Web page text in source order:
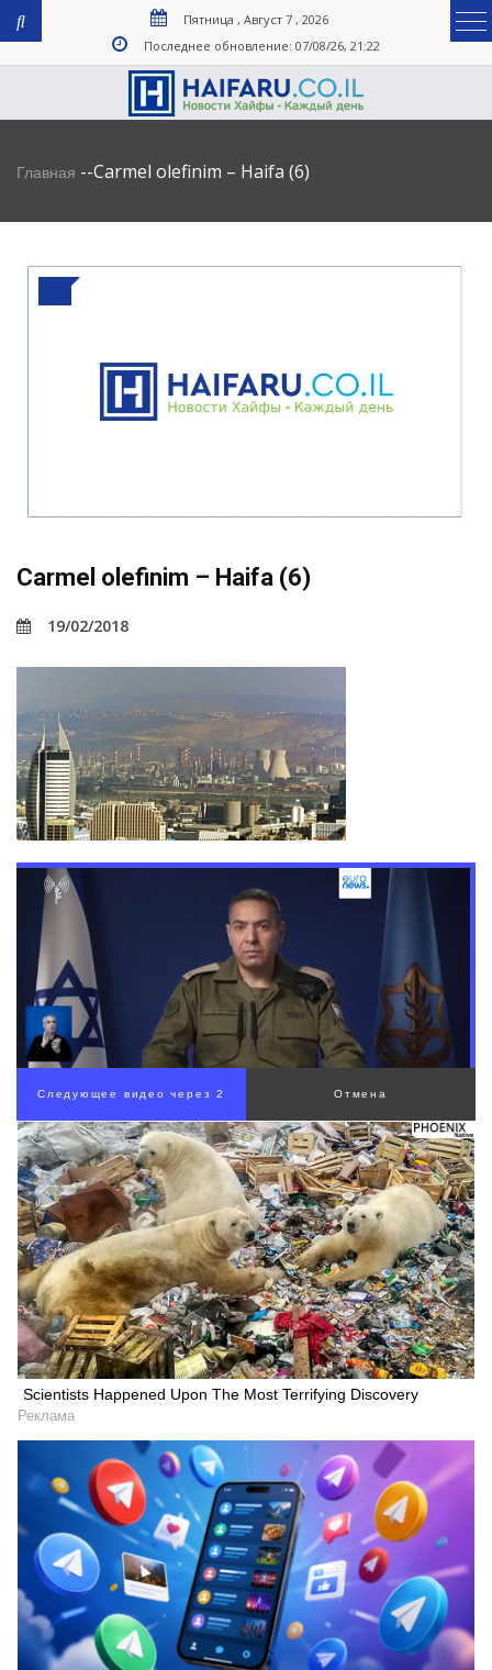
Пятница , Август 7 , 2026
Последнее обновление: 07/08/26, 21:22
Главная --Carmel olefinim – Haifa (6)
Carmel olefinim – Haifa (6)
19/02/2018
00:00/01:07
Scientists Happened Upon The Most Terrifying Discovery
Реклама